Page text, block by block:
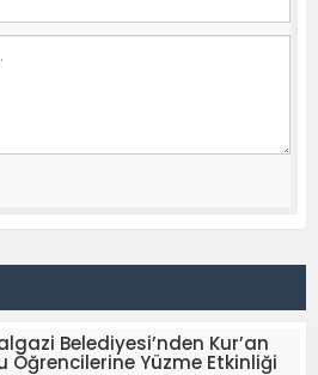
Belediyesi’nden Kur’an
Öğrencilerine Yüzme Etkinliği